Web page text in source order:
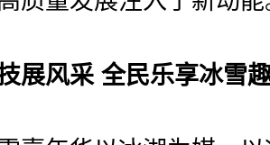
展风采 全民乐享冰雪